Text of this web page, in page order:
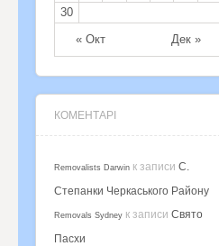
« Окт Дек »
30
КОМЕНТАРІ
Removalists Darwin к записи С.
Степанки Черкаського Району
Removals Sydney к записи Свято
Пасхи